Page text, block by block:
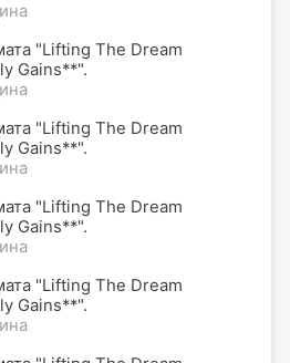
"Lifting The Dream
Gains**".
"Lifting The Dream
Gains**".
"Lifting The Dream
Gains**".
"Lifting The Dream
Gains**".